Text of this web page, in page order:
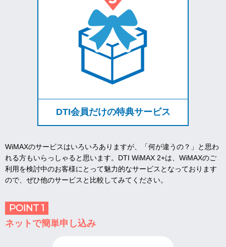
DTI会員だけの特典サービス
WiMAXのサービスはいろいろありますが、「何が違うの？」と思わ
れる方もいらっしゃると思います。DTI WiMAX 2+は、WiMAXのご
利用を検討中のお客様にとって魅力的なサービスとなっております
ので、ぜひ他のサービスと比較してみてください。
POINT 1
ネットで簡単申し込み